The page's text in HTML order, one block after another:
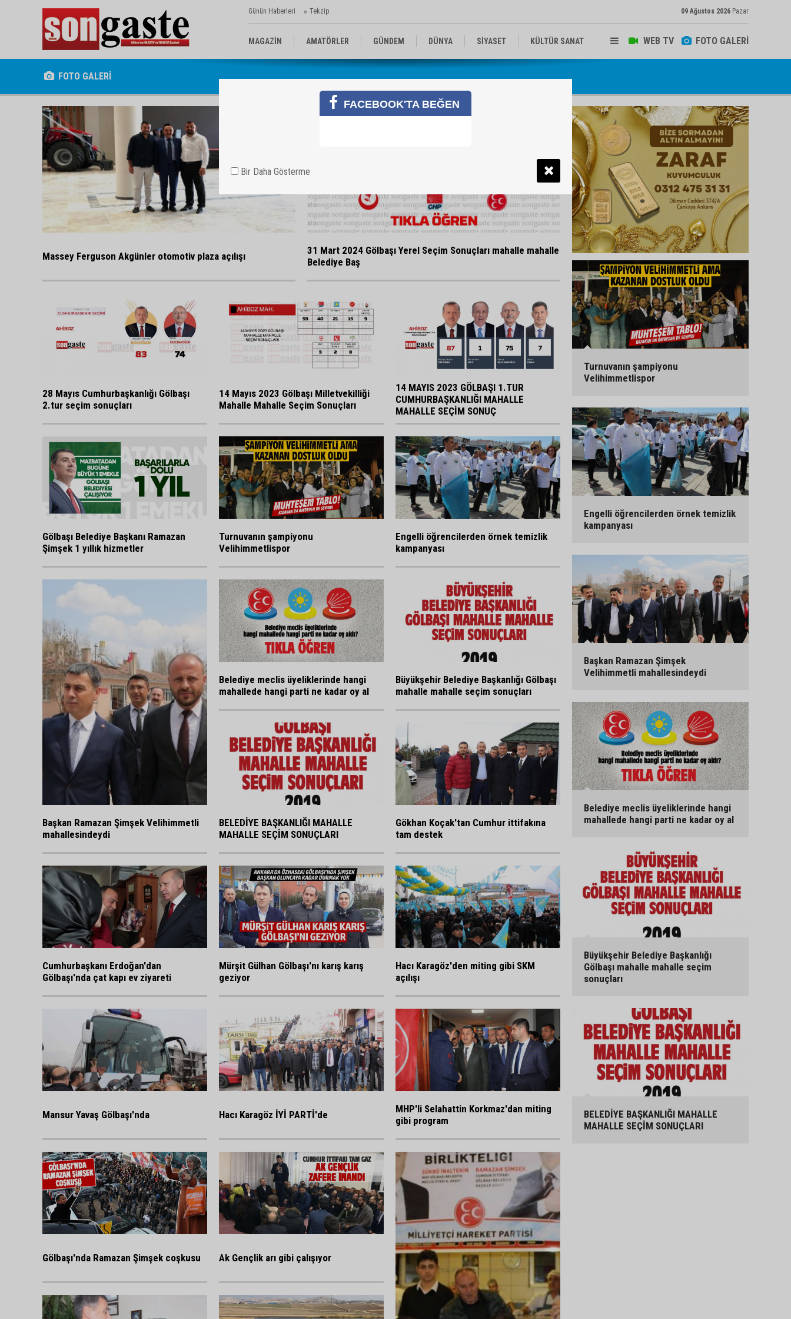
Günün Haberleri Tekzip 09 Ağustos 2026 Pazar
WEB TV FOTO GALERİ
MAGAZİN AMATÖRLER GÜNDEM DÜNYA SİYASET KÜLTÜR SANAT
FOTO GALERİ
Massey Ferguson Akgünler otomotiv plaza açılışı
31 Mart 2024 Gölbaşı Yerel Seçim Sonuçları mahalle mahalle
Belediye Baş
28 Mayıs Cumhurbaşkanlığı Gölbaşı
2.tur seçim sonuçları
14 Mayıs 2023 Gölbaşı Milletvekilliği
Mahalle Mahalle Seçim Sonuçları
14 MAYIS 2023 GÖLBAŞI 1.TUR
CUMHURBAŞKANLIĞI MAHALLE
MAHALLE SEÇİM SONUÇ
Gölbaşı Belediye Başkanı Ramazan
Şimşek 1 yıllık hizmetler
Turnuvanın şampiyonu
Velihimmetlispor
Engelli öğrencilerden örnek temizlik
kampanyası
Başkan Ramazan Şimşek Velihimmetli
mahallesindeydi
Belediye meclis üyeliklerinde hangi
mahallede hangi parti ne kadar oy al
Büyükşehir Belediye Başkanlığı Gölbaşı
mahalle mahalle seçim sonuçları
BELEDİYE BAŞKANLIĞI MAHALLE
MAHALLE SEÇİM SONUÇLARI
Gökhan Koçak'tan Cumhur ittifakına
tam destek
Cumhurbaşkanı Erdoğan'dan
Gölbaşı'nda çat kapı ev ziyareti
Mürşit Gülhan Gölbaşı'nı karış karış
geziyor
Hacı Karagöz'den miting gibi SKM
açılışı
Mansur Yavaş Gölbaşı'nda Hacı Karagöz İYİ PARTİ'de
MHP'li Selahattin Korkmaz'dan miting
gibi program
Gölbaşı'nda Ramazan Şimşek coşkusu Ak Gençlik arı gibi çalışıyor
Turnuvanın şampiyonu
Velihimmetlispor
Engelli öğrencilerden örnek temizlik
kampanyası
Başkan Ramazan Şimşek
Velihimmetli mahallesindeydi
Belediye meclis üyeliklerinde hangi
mahallede hangi parti ne kadar oy al
Büyükşehir Belediye Başkanlığı
Gölbaşı mahalle mahalle seçim
sonuçları
BELEDİYE BAŞKANLIĞI MAHALLE
MAHALLE SEÇİM SONUÇLARI
FACEBOOK'TA BEĞEN
Bir Daha Gösterme